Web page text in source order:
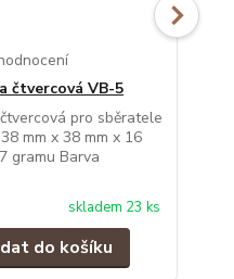
čtvercová VB-5
pro sběratele
mm x 38 mm x 16
gramu Barva
skladem 23 ks
do košíku